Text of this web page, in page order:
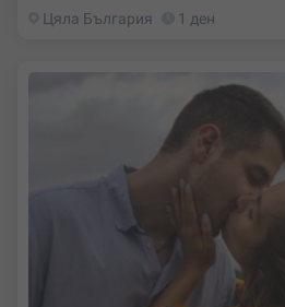
Цяла България 1 ден